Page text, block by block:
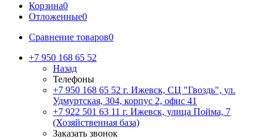
Корзина0
Отложенные0
Сравнение товаров0
+7 950 168 65 52
Назад
Телефоны
+7 950 168 65 52 г. Ижевск, СЦ "Гвоздь", ул.
Удмуртская, 304, корпус 2, офис 41
+7 922 501 63 11 г. Ижевск, улица Пойма, 7
(Хозяйственная база)
Заказать звонок